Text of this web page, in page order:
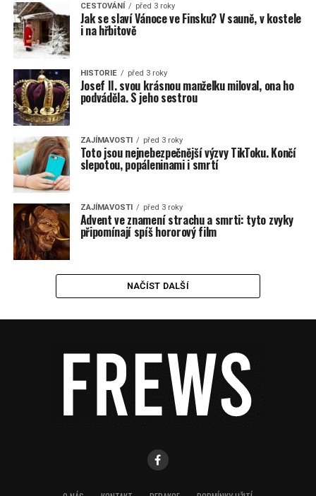
CESTOVÁNÍ před 3 roky
Jak se slaví Vánoce ve Finsku? V sauně, v kostele
i na hřbitově
HISTORIE před 3 roky
Josef II. svou krásnou manželku miloval, ona ho
podváděla. S jeho sestrou
ZAJÍMAVOSTI před 3 roky
Toto jsou nejnebezpečnější výzvy TikToku. Končí
slepotou, popáleninami i smrtí
ZAJÍMAVOSTI před 3 roky
Advent ve znamení strachu a smrti: tyto zvyky
připomínají spíš hororový film
NAČÍST DALŠÍ